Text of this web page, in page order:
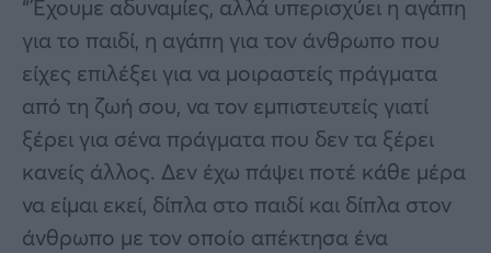
“Έχουμε αδυναμίες, αλλά υπερισχύει η αγάπη
για το παιδί, η αγάπη για τον άνθρωπο που
είχες επιλέξει για να μοιραστείς πράγματα
από τη ζωή σου, να τον εμπιστευτείς γιατί
ξέρει για σένα πράγματα που δεν τα ξέρει
κανείς άλλος. Δεν έχω πάψει ποτέ κάθε μέρα
να είμαι εκεί, δίπλα στο παιδί και δίπλα στον
άνθρωπο με τον οποίο απέκτησα ένα